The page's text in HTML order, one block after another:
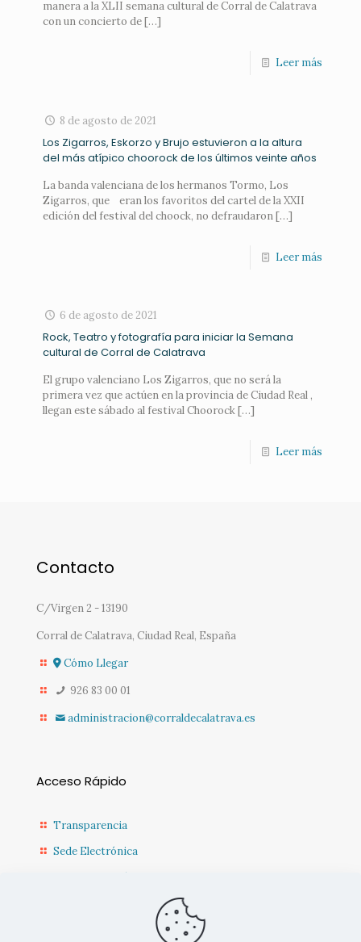
manera a la XLII semana cultural de Corral de Calatrava
con un concierto de[…]
Leer más
8 de agosto de 2021
Los Zigarros, Eskorzo y Brujo estuvieron a la altura
del más atípico choorock de los últimos veinte años
La banda valenciana de los hermanos Tormo, Los
Zigarros, que eran los favoritos del cartel de la XXII
edición del festival del choock, no defraudaron[…]
Leer más
6 de agosto de 2021
Rock, Teatro y fotografía para iniciar la Semana
cultural de Corral de Calatrava
El grupo valenciano Los Zigarros, que no será la
primera vez que actúen en la provincia de Ciudad Real ,
llegan este sábado al festival Choorock[…]
Leer más
Contacto
C/Virgen 2 - 13190
Corral de Calatrava, Ciudad Real, España
Cómo Llegar
926 83 00 01
administracion@corraldecalatrava.es
Acceso Rápido
Transparencia
Sede Electrónica
Sede Diputación CR
Actualidad Municipal